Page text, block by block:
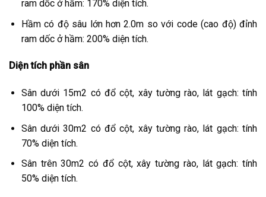
ram dốc ở hầm: 170% diện tích.
Hầm có độ sâu lớn hơn 2.0m so với code (cao độ) đỉnh
ram dốc ở hầm: 200% diện tích.
Diện tích phần sân
Sân dưới 15m2 có đổ cột, xây tường rào, lát gạch: tính
100% diện tích.
Sân dưới 30m2 có đổ cột, xây tường rào, lát gạch: tính
70% diện tích.
Sân trên 30m2 có đổ cột, xây tường rào, lát gạch: tính
50% diện tích.